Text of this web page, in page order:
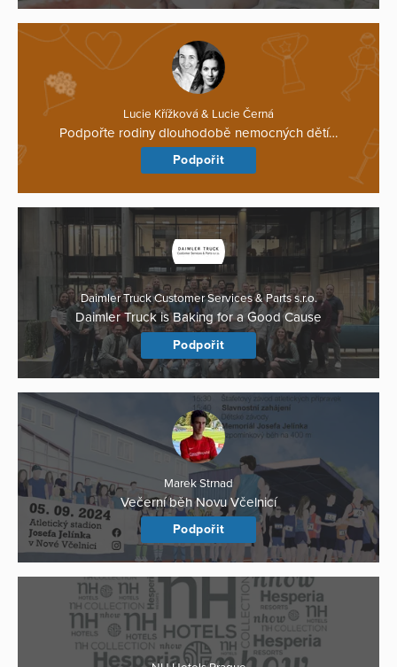
Lucie Křížková & Lucie Černá
Podpořte rodiny dlouhodobě nemocných dětí…
Podpořit
Daimler Truck Customer Services & Parts s.r.o.
Daimler Truck is Baking for a Good Cause
Podpořit
Marek Strnad
Večerní běh Novu Včelnicí
Podpořit